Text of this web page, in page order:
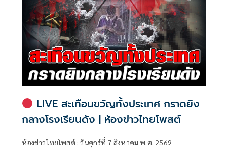
LIVE สะเทือนขวัญทั้งประเทศ กราดยิง
กลางโรงเรียนดัง | ห้องข่าวไทยโพสต์
ห้องข่าวไทยโพสต์ : วันศุกร์ที่ 7 สิงหาคม พ.ศ. 2569